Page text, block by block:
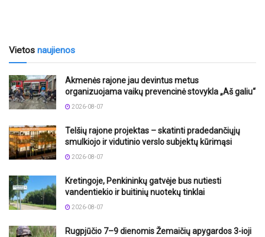
Vietos naujienos
Akmenės rajone jau devintus metus
organizuojama vaikų prevencinė stovykla „Aš galiu“
2026-08-07
Telšių rajone projektas – skatinti pradedančiųjų
smulkiojo ir vidutinio verslo subjektų kūrimąsi
2026-08-07
Kretingoje, Penkininkų gatvėje bus nutiesti
vandentiekio ir buitinių nuotekų tinklai
2026-08-07
Rugpjūčio 7–9 dienomis Žemaičių apygardos 3-ioji